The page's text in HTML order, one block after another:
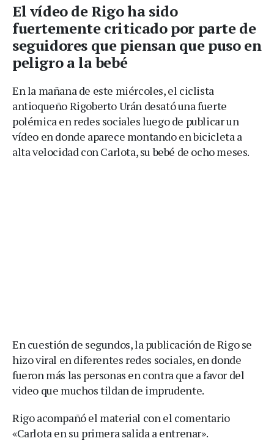
El vídeo de Rigo ha sido
fuertemente criticado por parte de
seguidores que piensan que puso en
peligro a la bebé
En la mañana de este miércoles, el ciclista
antioqueño Rigoberto Urán desató una fuerte
polémica en redes sociales luego de publicar un
vídeo en donde aparece montando en bicicleta a
alta velocidad con Carlota, su bebé de ocho meses.
En cuestión de segundos, la publicación de Rigo se
hizo viral en diferentes redes sociales, en donde
fueron más las personas en contra que a favor del
video que muchos tildan de imprudente.
Rigo acompañó el material con el comentario
«Carlota en su primera salida a entrenar».